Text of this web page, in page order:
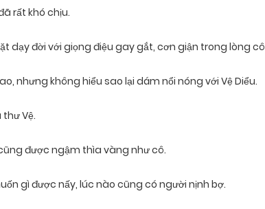
rất khó chịu.
dạy đời với giọng điệu gay gắt, cơn giận trong lòng
nhưng không hiểu sao lại dám nổi nóng với Vệ Diểu.
thư Vệ.
được ngậm thìa vàng như cô.
gì được nấy, lúc nào cũng có người nịnh bợ.